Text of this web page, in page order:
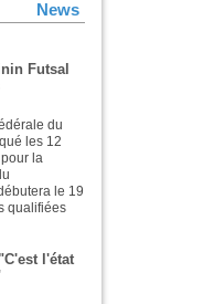
News
Futsal
du
les 12
la
le 19
qualifiées
l'état